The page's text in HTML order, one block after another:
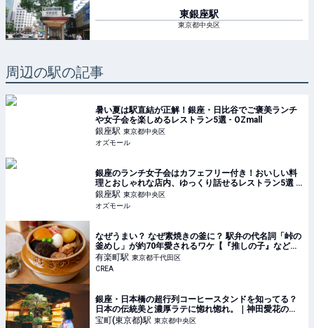
東銀座駅
東京都中央区
周辺の駅の記事
暑い夏は駅直結が正解！銀座・日比谷でご褒美ランチ
や女子会を楽しめるレストラン5選 - OZmall
銀座駅 東京都中央区
オズモール
銀座のランチ女子会はカフェフリー付き！おいしい料
理とおしゃれな店内、ゆっくり話せるレストラン5選 -
OZmall
銀座駅 東京都中央区
オズモール
なぜうまい？ なぜ素焼きの釜に？ 駅弁の代名詞「峠の
釜めし」が約70年愛されるワケ【『推しの子』などア
ニメコラボも！】
有楽町駅 東京都千代田区
CREA
銀座・日本橋の超行列コーヒースタンドを知ってる？
日本の伝統美と濃厚ラテに惚れ惚れ。｜神田愛花の
「間違いない街、銀座。」第15回
宝町(東京都)駅 東京都中央区